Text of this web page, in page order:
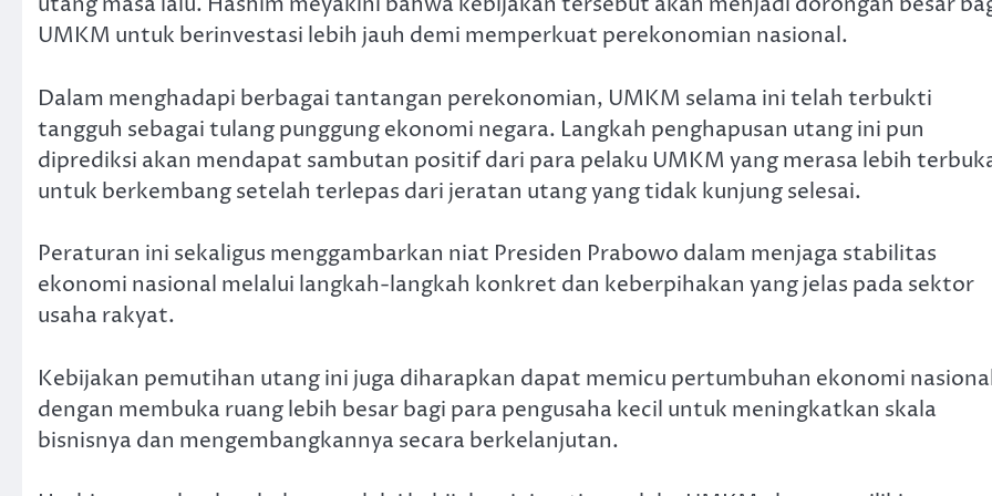
UMKM untuk berinvestasi lebih jauh demi memperkuat perekonomian nasional.
Dalam menghadapi berbagai tantangan perekonomian, UMKM selama ini telah terbukti
tangguh sebagai tulang punggung ekonomi negara. Langkah penghapusan utang ini pun
diprediksi akan mendapat sambutan positif dari para pelaku UMKM yang merasa lebih
untuk berkembang setelah terlepas dari jeratan utang yang tidak kunjung selesai.
Peraturan ini sekaligus menggambarkan niat Presiden Prabowo dalam menjaga stabilitas
ekonomi nasional melalui langkah-langkah konkret dan keberpihakan yang jelas pada sektor
usaha rakyat.
Kebijakan pemutihan utang ini juga diharapkan dapat memicu pertumbuhan ekonomi
dengan membuka ruang lebih besar bagi para pengusaha kecil untuk meningkatkan skala
bisnisnya dan mengembangkannya secara berkelanjutan.